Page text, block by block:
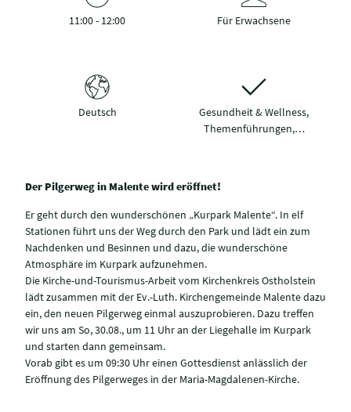
11:00 - 12:00 Für Erwachsene
Deutsch
Gesundheit & Wellness,
Themenführungen,…
Der Pilgerweg in Malente wird eröffnet!
Er geht durch den wunderschönen „Kurpark Malente“. In elf
Stationen führt uns der Weg durch den Park und lädt ein zum
Nachdenken und Besinnen und dazu, die wunderschöne
Atmosphäre im Kurpark aufzunehmen.
Die Kirche-und-Tourismus-Arbeit vom Kirchenkreis Ostholstein
lädt zusammen mit der Ev.-Luth. Kirchengemeinde Malente dazu
ein, den neuen Pilgerweg einmal auszuprobieren. Dazu treffen
wir uns am So, 30.08., um 11 Uhr an der Liegehalle im Kurpark
und starten dann gemeinsam.
Vorab gibt es um 09:30 Uhr einen Gottesdienst anlässlich der
Eröffnung des Pilgerweges in der Maria-Magdalenen-Kirche.